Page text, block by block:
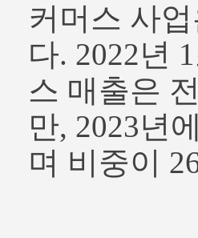
커머스 사
다. 2022년
스 매출은
만, 2023년
며 비중이